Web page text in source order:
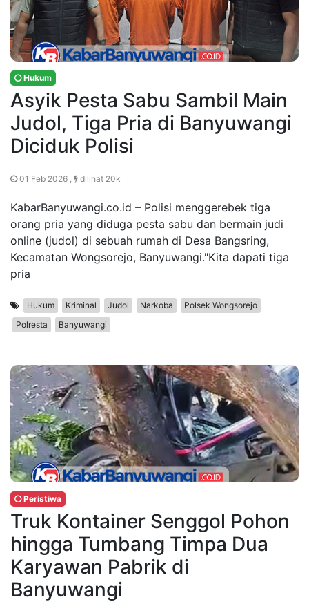
Hukum
Asyik Pesta Sabu Sambil Main
Judol, Tiga Pria di Banyuwangi
Diciduk Polisi
01 Feb 2026 , dilihat 20k
KabarBanyuwangi.co.id – Polisi menggerebek tiga
orang pria yang diduga pesta sabu dan bermain judi
online (judol) di sebuah rumah di Desa Bangsring,
Kecamatan Wongsorejo, Banyuwangi."Kita dapati tiga
pria
Hukum Kriminal Judol Narkoba
Polsek Wongsorejo
Polresta
Banyuwangi
Peristiwa
Truk Kontainer Senggol Pohon
hingga Tumbang Timpa Dua
Karyawan Pabrik di
Banyuwangi